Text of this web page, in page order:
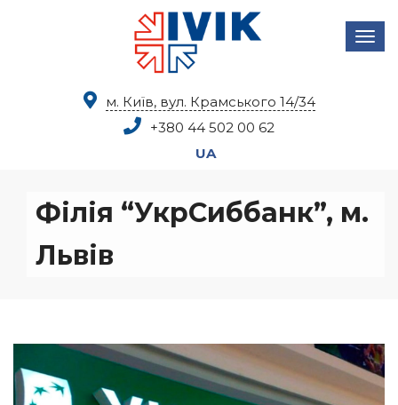
м. Київ, вул. Крамського 14/34
+380 44 502 00 62
UA
Філія “УкрСиббанк”, м.
Львів